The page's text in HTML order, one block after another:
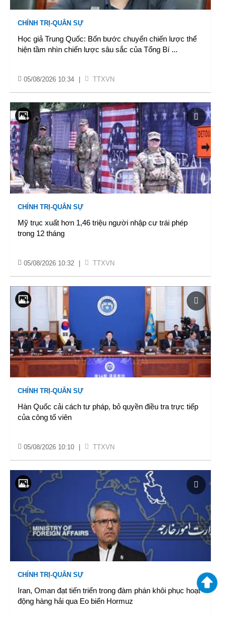
CHÍNH TRỊ-QUÂN SỰ
Học giả Trung Quốc: Bốn bước chuyển chiến lược thể
hiện tầm nhìn chiến lược sâu sắc của Tổng Bí ...
05/08/2026 10:34 TTXVN
CHÍNH TRỊ-QUÂN SỰ
Mỹ trục xuất hơn 1,46 triệu người nhập cư trái phép
trong 12 tháng
05/08/2026 10:32 TTXVN
CHÍNH TRỊ-QUÂN SỰ
Hàn Quốc cải cách tư pháp, bỏ quyền điều tra trực tiếp
của công tố viên
05/08/2026 10:10 TTXVN
CHÍNH TRỊ-QUÂN SỰ
Iran, Oman đạt tiến triển trong đàm phán khôi phục hoạt
động hàng hải qua Eo biển Hormuz